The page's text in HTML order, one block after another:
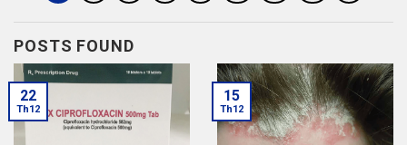
POSTS FOUND
22
Th12
15
Th12